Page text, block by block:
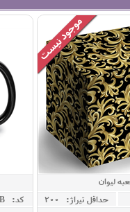
لیوان
حداقل تيراژ: 200
کد: XMS-330B